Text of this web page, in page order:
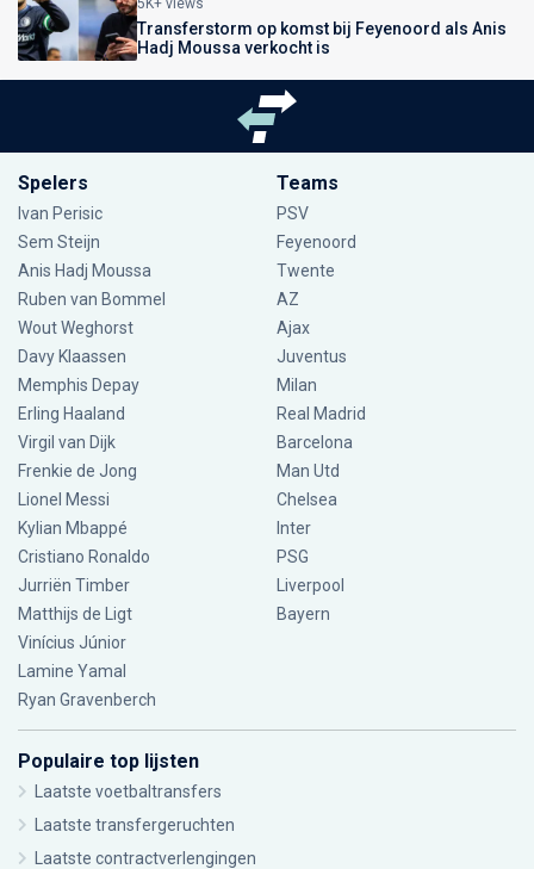
Transferstorm op komst bij Feyenoord als Anis
Hadj Moussa verkocht is
Spelers
Ivan Perisic
Sem Steijn
Anis Hadj Moussa
Ruben van Bommel
Wout Weghorst
Davy Klaassen
Memphis Depay
Erling Haaland
Virgil van Dijk
Frenkie de Jong
Lionel Messi
Kylian Mbappé
Cristiano Ronaldo
Jurriën Timber
Matthijs de Ligt
Vinícius Júnior
Lamine Yamal
Ryan Gravenberch
Teams
PSV
Feyenoord
Twente
AZ
Ajax
Juventus
Milan
Real Madrid
Barcelona
Man Utd
Chelsea
Inter
PSG
Liverpool
Bayern
Populaire top lijsten
Laatste voetbaltransfers
Laatste transfergeruchten
Laatste contractverlengingen